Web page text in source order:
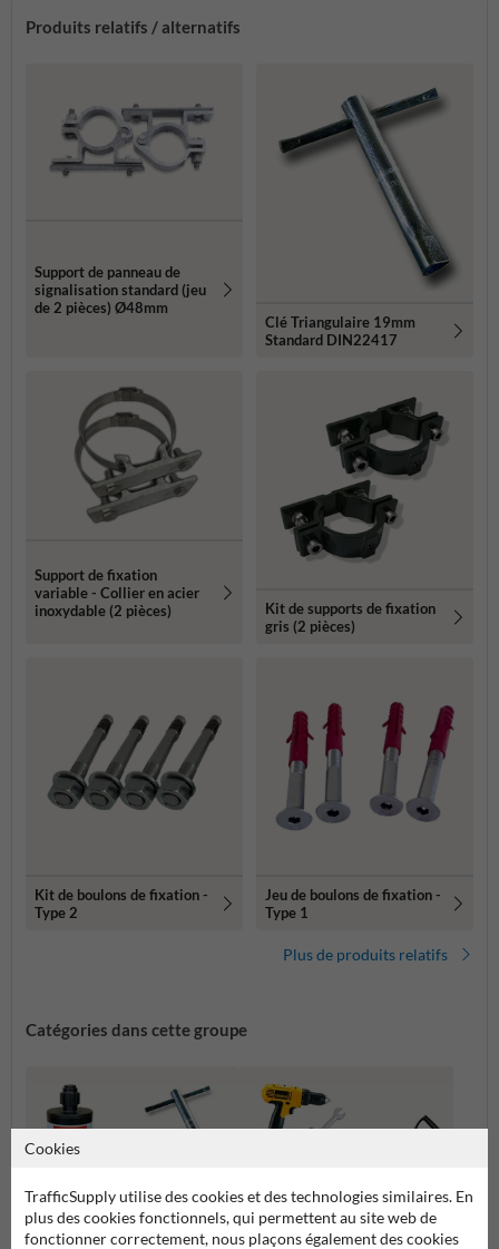
Produits relatifs / alternatifs
Support de panneau de
signalisation standard (jeu
de 2 pièces) Ø48mm
Clé Triangulaire 19mm
Standard DIN22417
Support de fixation
variable - Collier en acier
inoxydable (2 pièces)
Kit de supports de fixation
gris (2 pièces)
Kit de boulons de fixation -
Type 2
Jeu de boulons de fixation -
Type 1
Plus de produits relatifs
Catégories dans cette groupe
Cookies
TrafficSupply utilise des cookies et des technologies similaires. En
plus des cookies fonctionnels, qui permettent au site web de
fonctionner correctement, nous plaçons également des cookies